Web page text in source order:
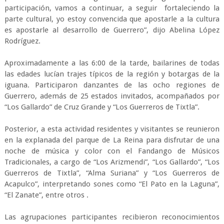
participación, vamos a continuar, a seguir fortaleciendo la
parte cultural, yo estoy convencida que apostarle a la cultura
es apostarle al desarrollo de Guerrero”, dijo Abelina López
Rodríguez.
Aproximadamente a las 6:00 de la tarde, bailarines de todas
las edades lucían trajes típicos de la región y botargas de la
iguana. Participaron danzantes de las ocho regiones de
Guerrero, además de 25 estados invitados, acompañados por
“Los Gallardo” de Cruz Grande y “Los Guerreros de Tixtla”.
Posterior, a esta actividad residentes y visitantes se reunieron
en la explanada del parque de La Reina para disfrutar de una
noche de música y color con el Fandango de Músicos
Tradicionales, a cargo de “Los Arizmendi”, “Los Gallardo”, “Los
Guerreros de Tixtla”, “Alma Suriana” y “Los Guerreros de
Acapulco”, interpretando sones como “El Pato en la Laguna”,
“El Zanate”, entre otros .
Las agrupaciones participantes recibieron reconocimientos